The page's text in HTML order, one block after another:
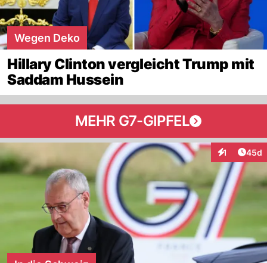
Wegen Deko
Hillary Clinton vergleicht Trump mit
Saddam Hussein
MEHR G7-GIPFEL
1
Interaktionen
45d